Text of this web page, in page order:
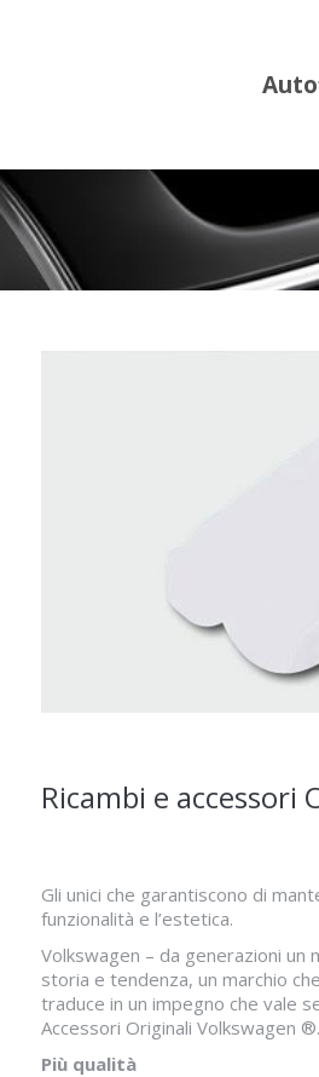
Ricambi e
Gli unici che garantiscono di
funzionalità e l’estetica.
Volkswagen – da generazioni un
storia e tendenza, un marchio
traduce in un impegno che vale
Accessori Originali Volkswagen ®.
Più qualità